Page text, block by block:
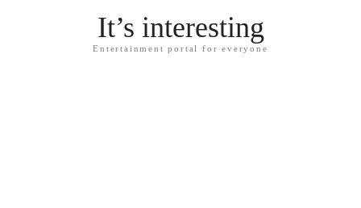
It’s interesting
Entertainment portal for everyone